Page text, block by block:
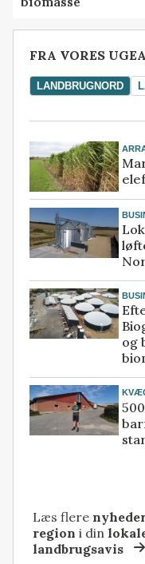
FRA VORES
LANDBRUGNORD
og
Læs flere
region i din
landbrugsavis